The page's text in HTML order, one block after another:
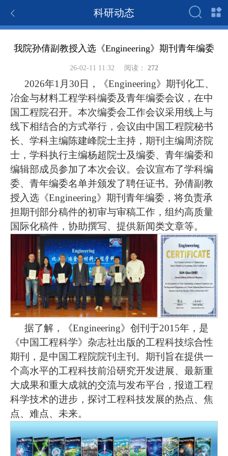
科研动态
我院孙倩副教授入选《Engineering》期刊青年编委
26-02-11 11:32 阅读： 272
2026年1月30日，《Engineering》期刊化工、
冶金与材料工程学科编委及青年编委会议，在中
国工程院召开。本次编委会工作会议采用线上与
线下相结合的方式举行， 会议由中国工程院秘书
长、学科主编陈建峰院士主持 ，期刊主编周济院
士，学科执行主编杨超院士及编委、青年编委和
编辑部成员参加了本次会议。会议宣布了学科编
委、青年编委名单并颁发了聘任证书。 孙倩副教
授 入选 《Engineering》期刊青年编委 ，将负责承
担期刊部分稿件的初审与审稿工作， 组约高质量
国际化稿件，协助撰写、提供新闻类文章等。
据了解，《Engineering》创刊于2015年，是
《中国工程科学》杂志社出版的工程科技综合性
期刊，是中国工程院院刊主刊 。 期刊 旨在提供一
个高水平的工程科技前沿研究开发进展、最新重
大成果和重大成就的交流与发布平台 ， 报道工程
科学技术的进步，探讨工程科技发展的热点、焦
点、难点、未来。